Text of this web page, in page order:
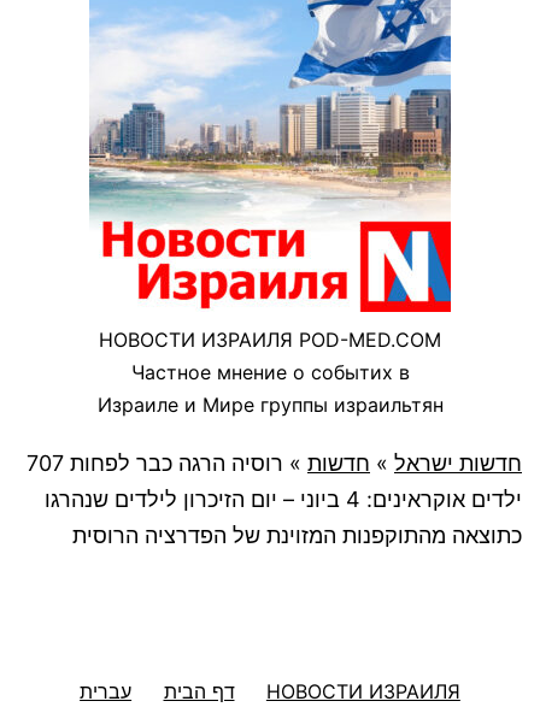
НОВОСТИ ИЗРАИЛЯ POD-MED.COM
Частное мнение о событих в
Израиле и Мире группы израильтян
חדשות ישראל » חדשות »
רוסיה הרגה כבר לפחות 707
ילדים אוקראינים: 4 ביוני – יום הזיכרון לילדים שנהרגו
כתוצאה מהתוקפנות המזוינת של הפדרציה הרוסית
НОВОСТИ ИЗРАИЛЯ דף הבית עברית